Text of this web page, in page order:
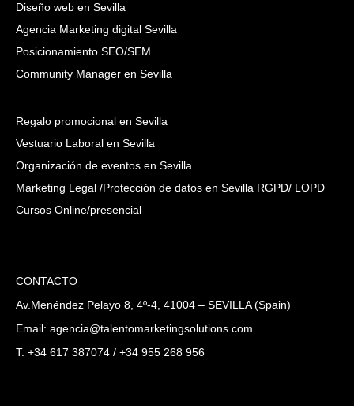
Diseño web en Sevilla
Agencia Marketing digital Sevilla
Posicionamiento SEO/SEM
Community Manager en Sevilla
Regalo promocional en Sevilla
Vestuario Laboral en Sevilla
Organización de eventos en Sevilla
Marketing Legal /Protección de datos en Sevilla RGPD/ LOPD
Cursos Online/presencial
CONTACTO
Av.Menéndez Pelayo 8, 4º-4, 41004 – SEVILLA (Spain)
Email: agencia@talentomarketingsolutions.com
T: +34 617 387074 / +34 955 268 956